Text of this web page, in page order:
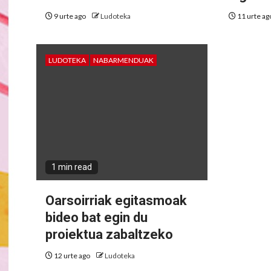
9 urte ago Ludoteka 11 urte
LUDOTEKA NABARMENDUAK
1 min read
Oarsoirriak egitasmoak
bideo bat egin du
proiektua zabaltzeko
12 urte ago Ludoteka